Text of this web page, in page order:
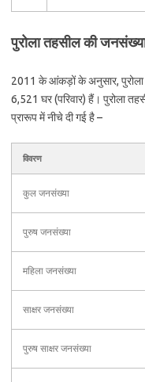
पुरोला तहसील की
2011 के आंकड़ों के अनुसार,
6,521 घर (परिवार) हैं। पुरोला
प्रारूप में नीचे दी गई है –
विवरण
कुल जनसंख्या
पुरुष जनसंख्या
महिला जनसंख्या
साक्षर जनसंख्या
पुरुष साक्षर जनसंख्या